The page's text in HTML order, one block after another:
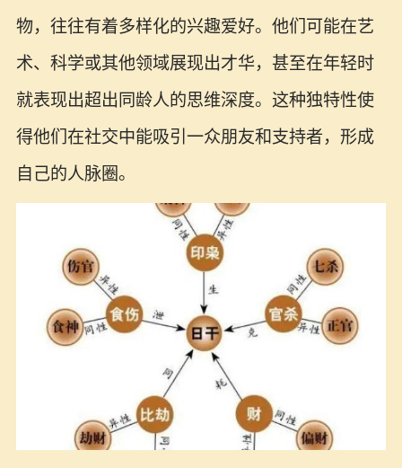
物，往往有着多样化的兴趣爱好。他们可能在艺
术、科学或其他领域展现出才华，甚至在年轻时
就表现出超出同龄人的思维深度。这种独特性使
得他们在社交中能吸引一众朋友和支持者，形成
自己的人脉圈。